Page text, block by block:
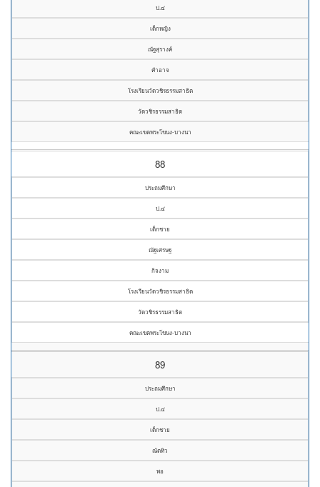
ป.๔
เด็กหญิง
ณัฐสุรางค์
คำอาจ
โรงเรียนวัดวชิรธรรมสาธิต
วัดวชิรธรรมสาธิต
คณะเขตพระโขนง-บางนา
88
ประถมศึกษา
ป.๔
เด็กชาย
ณัฐเศรษฐ
กิจงาม
โรงเรียนวัดวชิรธรรมสาธิต
วัดวชิรธรรมสาธิต
คณะเขตพระโขนง-บางนา
89
ประถมศึกษา
ป.๔
เด็กชาย
ณัตทิว
พอ